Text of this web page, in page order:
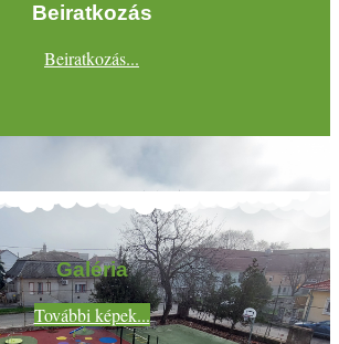
Beiratkozás
Beiratkozás...
Galéria
További képek...